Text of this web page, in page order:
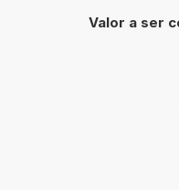
Valor a ser